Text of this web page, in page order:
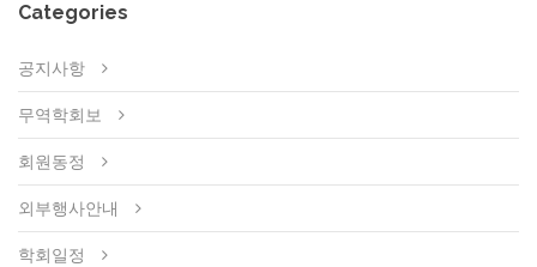
Categories
공지사항
무역학회보
회원동정
외부행사안내
학회일정